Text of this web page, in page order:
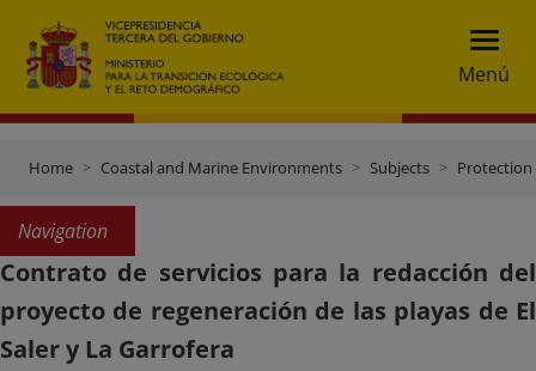
Menú
Home Coastal and Marine Environments Subjects
Navigation
Contrato de servicios para la redacción del
proyecto de regeneración de las playas de El
Saler y La Garrofera